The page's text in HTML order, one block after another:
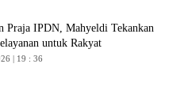
Praja IPDN, Mahyeldi Tekankan
untuk Rakyat
| 19 : 36